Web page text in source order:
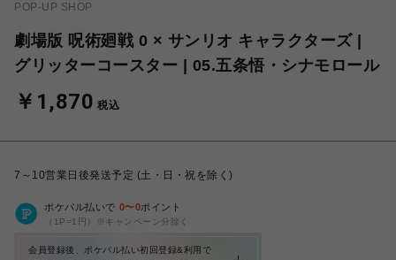
POP-UP SHOP
劇場版 呪術廻戦 0 × サンリオ キャラクターズ |
グリッターコースター | 05.五条悟・シナモロール
￥1,870 税込
7～10営業日後発送予定 (土・日・祝を除く)
ポケパル払いで 0〜0ポイント
（1P=1円）※キャンペーン分除く
会員登録後、ポケパル払い初回登録&利用で